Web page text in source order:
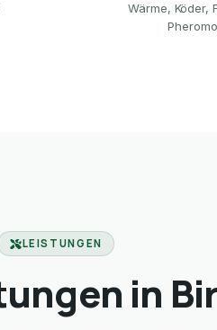
Wärme, Köder,
LEISTUNGEN
in